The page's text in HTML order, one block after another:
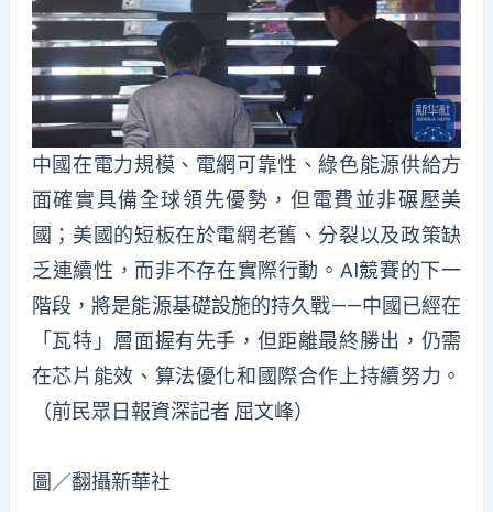
中國在電力規模、電網可靠性、綠色能源供給方
面確實具備全球領先優勢，但電費並非碾壓美
國；美國的短板在於電網老舊、分裂以及政策缺
乏連續性，而非不存在實際行動。AI競賽的下一
階段，將是能源基礎設施的持久戰——中國已經在
「瓦特」層面握有先手，但距離最終勝出，仍需
在芯片能效、算法優化和國際合作上持續努力。
（前民眾日報資深記者 屈文峰）
圖／翻攝新華社